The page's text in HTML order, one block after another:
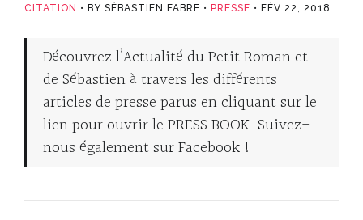
CITATION BY SÉBASTIEN FABRE PRESSE FÉV 22, 2018
Découvrez l’Actualité du Petit Roman et
de Sébastien à travers les différents
articles de presse parus en cliquant sur le
lien pour ouvrir le PRESS BOOK Suivez-
nous également sur Facebook !